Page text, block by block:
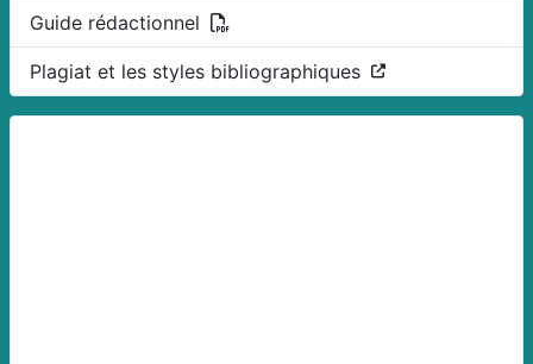
Guide rédactionnel (PDF)
Plagiat et les styles bibliographiques (Ce lien ouvre